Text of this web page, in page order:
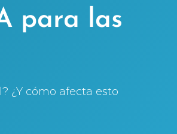
para las
¿Y cómo afecta esto